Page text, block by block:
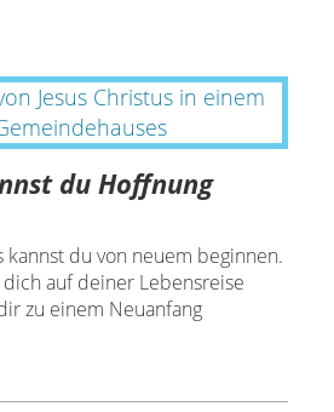
du Hoffnung
kannst du von neuem beginnen.
auf deiner Lebensreise
zu einem Neuanfang